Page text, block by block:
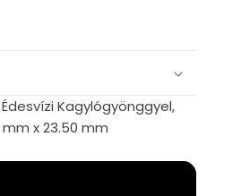
Kagylógyönggyel,
mm x 23.50 mm